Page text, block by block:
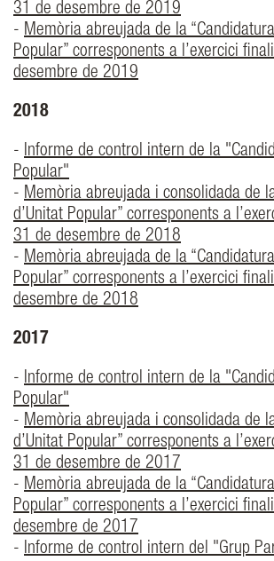
31 de desembre de 2019
- Memòria abreujada de la
Popular” corresponents a l’exercici
desembre de 2019
2018
- Informe de control intern de la
Popular"
- Memòria abreujada i consolidada de
d’Unitat Popular” corresponents a
31 de desembre de 2018
- Memòria abreujada de la
Popular” corresponents a l’exercici
desembre de 2018
2017
- Informe de control intern de la
Popular"
- Memòria abreujada i consolidada de
d’Unitat Popular” corresponents a
31 de desembre de 2017
- Memòria abreujada de la
Popular” corresponents a l’exercici
desembre de 2017
- Informe de control intern del "Grup